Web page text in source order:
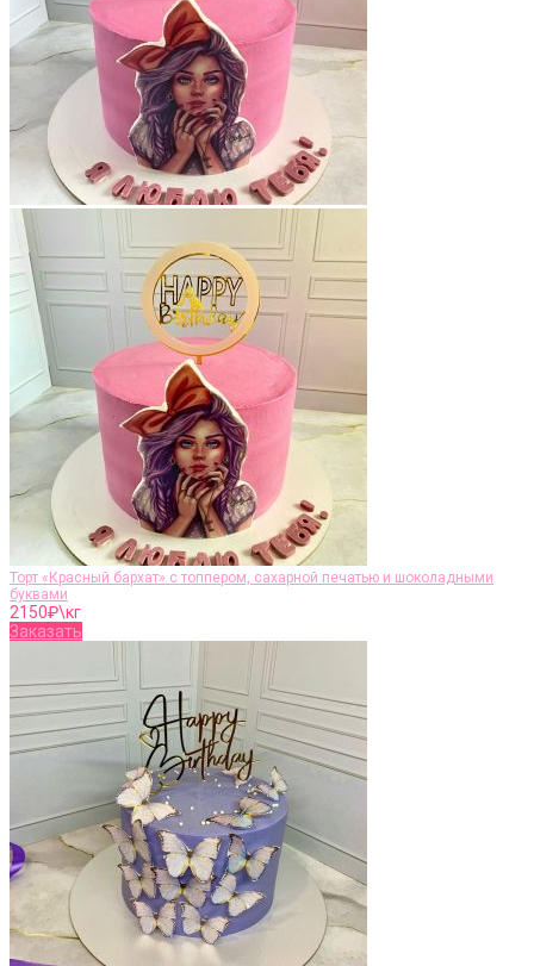
Торт «Красный бархат» с топпером, сахарной печатью и шоколадными
буквами
2150₽\кг
Заказать